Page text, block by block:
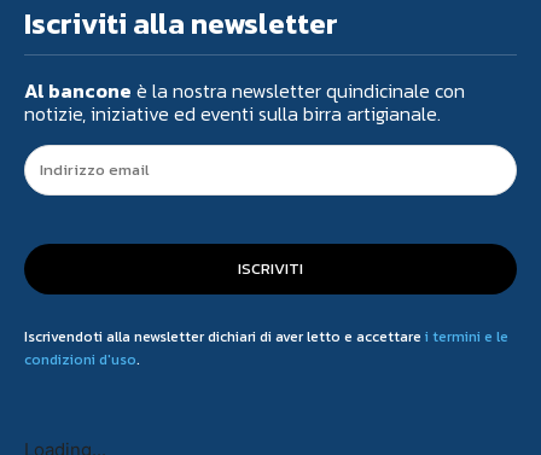
Iscriviti alla newsletter
Al bancone è la nostra newsletter quindicinale con
notizie, iniziative ed eventi sulla birra artigianale.
ISCRIVITI
Iscrivendoti alla newsletter dichiari di aver letto e accettare i termini e le
condizioni d'uso.
Loading...